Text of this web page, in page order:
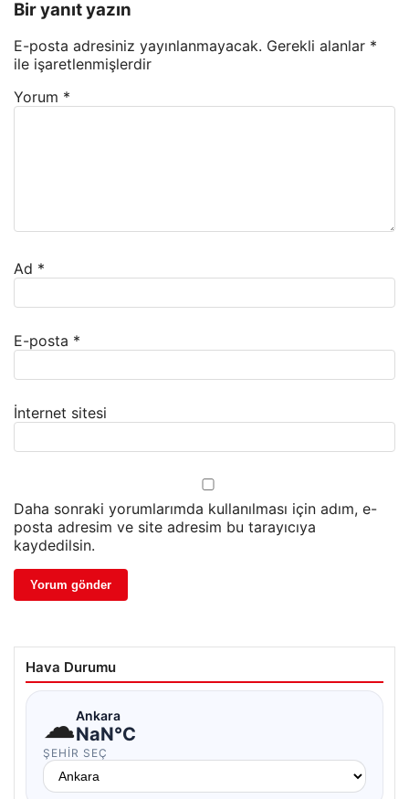
Bir yanıt yazın
E-posta adresiniz yayınlanmayacak. Gerekli alanlar *
ile işaretlenmişlerdir
Yorum *
Ad *
E-posta *
İnternet sitesi
Daha sonraki yorumlarımda kullanılması için adım, e-
posta adresim ve site adresim bu tarayıcıya
kaydedilsin.
Hava Durumu
☁Ankara
NaN°C
ŞEHIR SEÇ